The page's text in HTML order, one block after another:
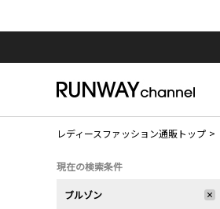
レディースファッション通販トップ
現在の検索条件
ブルゾン